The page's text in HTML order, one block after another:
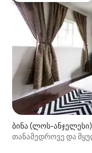
ბინა (ლოს-ანჯელესი)
თანამედროვე და